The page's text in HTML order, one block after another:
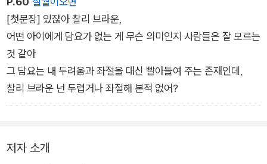
전 세계적으로 유명한 ‘스누피’를 모르는 우리나라 어린이는 거의
없다. 보통은 학용품이나 생활용품에 그려진 귀여운 강아지로 많
이 알려져 있다. 하지만 그게 전부라면 스누피의 진짜 매력은 전
혀 모르는 셈이다. 이번에 출간된 <내 친구 스누피>는 스누피와
그 친구들의 생생한 에피소드를 올컬러 채색으로 전달한다. 지금
까지 우리나라에 소개된 스누피는 대부분 흑백 4컷 만화여서 어
린이가 읽기에 부담스러웠던 게 사실이다.
하지만 이 책은 어린이를 위해 특별 제작한 극장용 애니메이션이
[첫문장] 있잖아 찰리 브라운,
어떤 아이에게 담요가 없는 게 무슨 의미인지 사람들은 잘 모르는
것 같아
그 담요는 내 두려움과 좌절을 대신 빨아들여 주는 존재인데,
찰리 브라운 넌 두렵거나 좌절해 본적 없어?
저자 소개